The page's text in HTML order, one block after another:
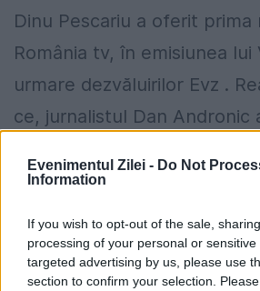
Evenimentul Zilei - Do Not
Information
If you wish to opt-out of the sale,
processing of your personal or
targeted advertising by us, please use
section to confirm your selection.
Dinu Pescariu a oferit prima
România tv, în emisiunea
urmare dezvăluirilor Evz .
ce, jurnalistul Dan Andronic